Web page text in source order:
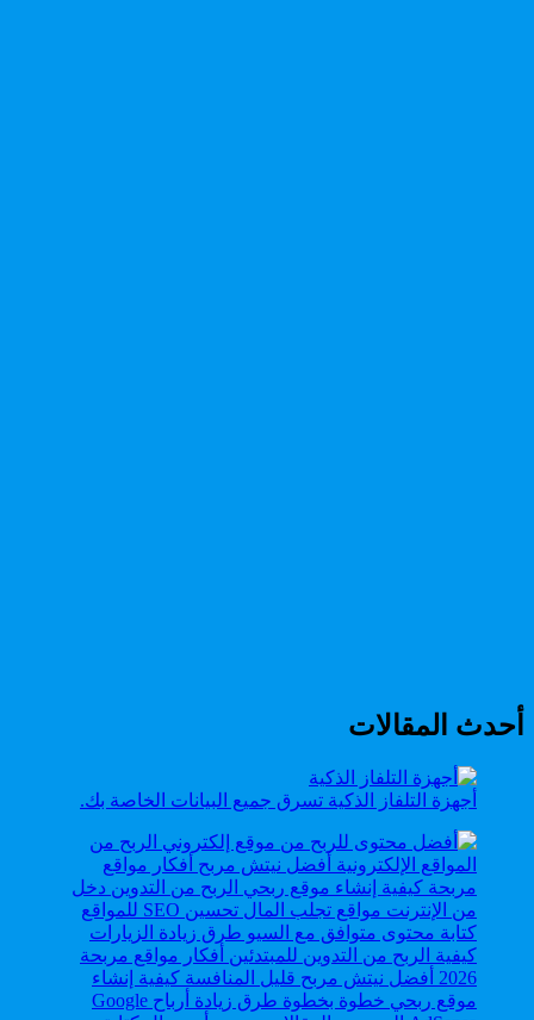
أحدث المقالات
أجهزة التلفاز الذكية تسرق جميع البيانات الخاصة بك.